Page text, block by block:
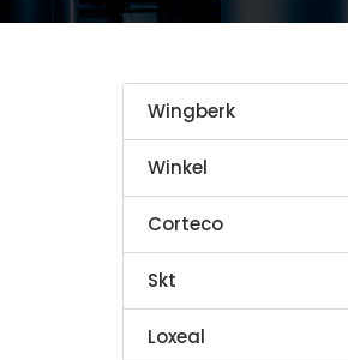
Wingberk
Winkel
Corteco
Skt
Loxeal